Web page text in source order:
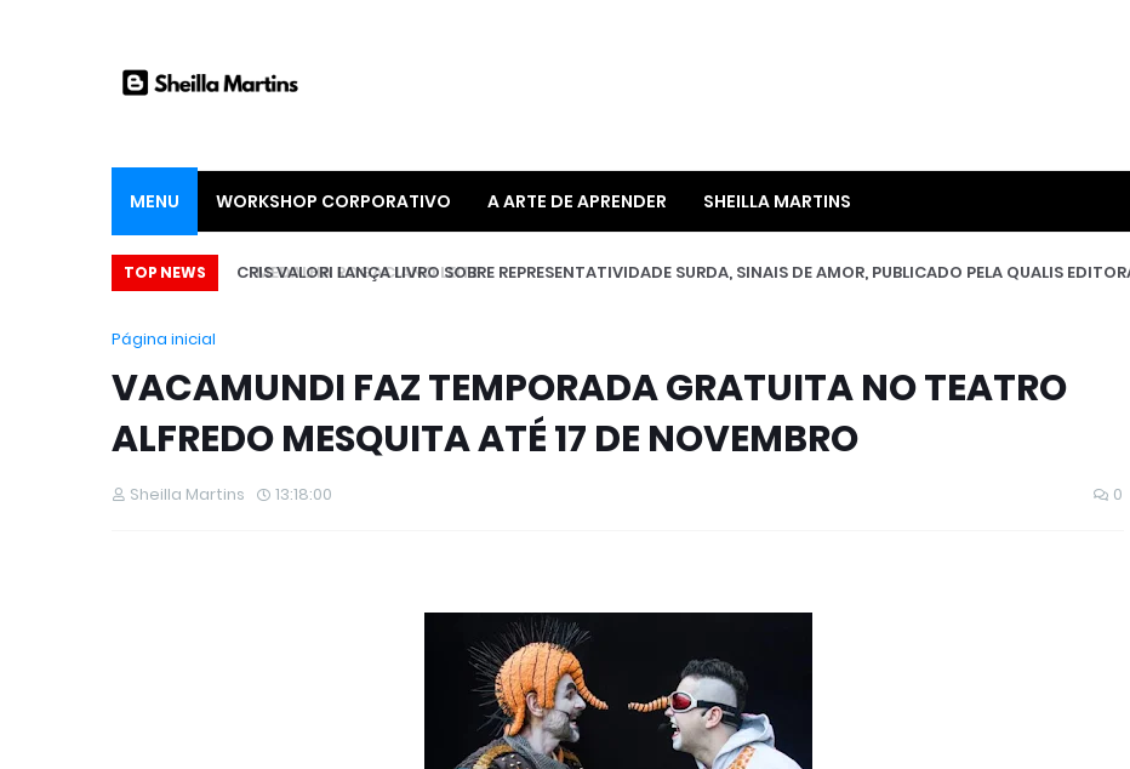
MENU WORKSHOP CORPORATIVO A ARTE DE APRENDER SHEILLA MARTINS
TOP NEWS CRIS VALORI LANÇA LIVRO SOBRE REPRESENTATIVIDADE SURDA, SINAIS DE AMOR, PUBLICADO PELA QUALIS EDITORA
Página inicial
VACAMUNDI FAZ TEMPORADA GRATUITA NO TEATRO
ALFREDO MESQUITA ATÉ 17 DE NOVEMBRO
Sheilla Martins 13:18:00 0